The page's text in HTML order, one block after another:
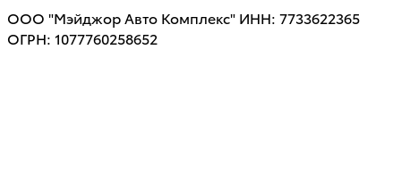
ООО "Мэйджор Авто Комплекс" ИНН: 7733622365
ОГРН: 1077760258652